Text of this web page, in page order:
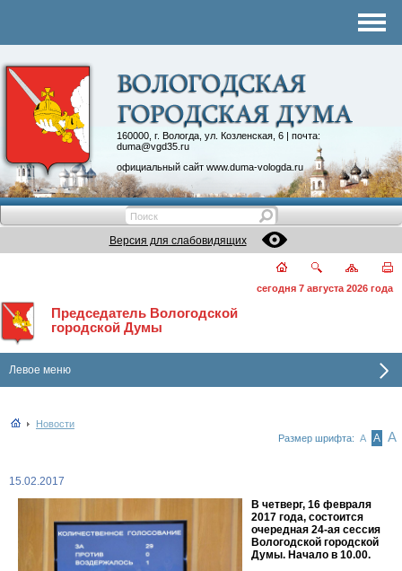
160000, г. Вологда, ул. Козленская, 6 | почта:
duma@vgd35.ru
официальный сайт www.duma-vologda.ru
Контакты
Депутатские объединения
Версия для слабовидящих
сегодня 7 августа 2026 года
Председатель Вологодской
городской Думы
Левое меню
Новости
Размер шрифта: А А А
15.02.2017
В четверг, 16 февраля
2017 года, состоится
очередная 24-ая сессия
Вологодской городской
Думы. Начало в 10.00.